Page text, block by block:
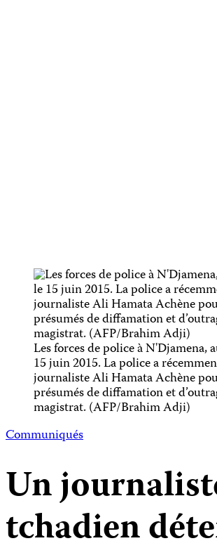
Les forces de police à N'Djamena,
15 juin 2015. La police a
journaliste Ali Hamata Achène
présumés de diffamation et
magistrat. (AFP/Brahim Adji)
Communiqués
Un
tchadien